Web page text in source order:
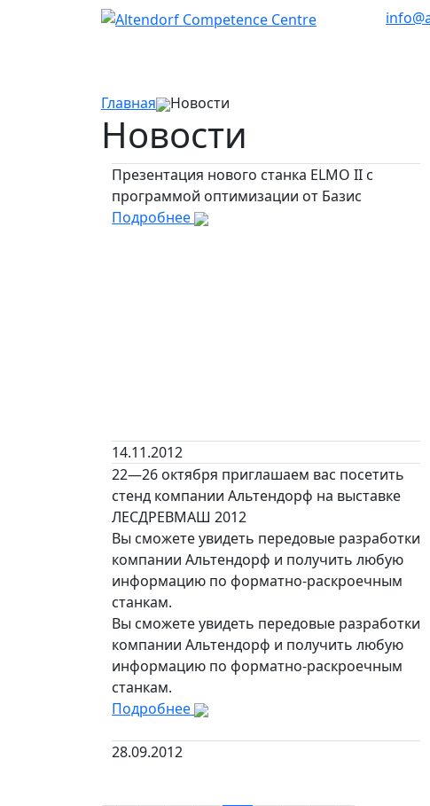
Главная Новости
Новости
Презентация нового станка ELMO II c
программой оптимизации от Базис
Подробнее
14.11.2012
22—26 октября приглашаем вас посетить
стенд компании Альтендорф на выставке
ЛЕСДРЕВМАШ 2012
Вы сможете увидеть передовые разработки
компании Альтендорф и получить любую
информацию по форматно-раскроечным
станкам.
Вы сможете увидеть передовые разработки
компании Альтендорф и получить любую
информацию по форматно-раскроечным
станкам.
Подробнее
28.09.2012